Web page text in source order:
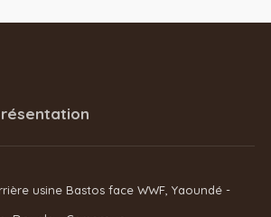
usine Bastos face WWF, Yaoundé -